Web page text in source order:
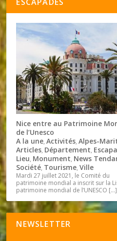
ESCAPADES
Nice entre au Patrimoine
de l’Unesco
A la une,Activités,Alpes-
Articles, Département,
Lieu, Monument, News
Société, Tourisme,Ville
Mardi 27 juillet 2021, le Comité du
patrimoine mondial a inscrit sur la
patrimoine mondial de l’UNESCO […]
NEWSLETTER